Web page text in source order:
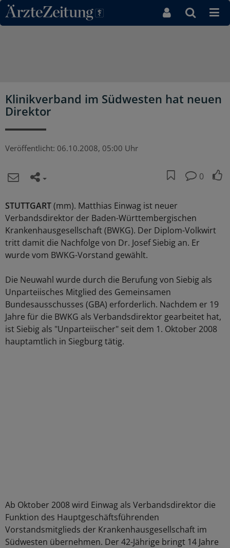
Direkt zum Inhaltsbereich
Klinikverband im Südwesten hat neuen
Direktor
Veröffentlicht: 06.10.2008, 05:00 Uhr
0
STUTTGART(mm). Matthias Einwag ist neuer
Verbandsdirektor der Baden-Württembergischen
Krankenhausgesellschaft (BWKG). Der Diplom-Volkwirt
tritt damit die Nachfolge von Dr. Josef Siebig an. Er
wurde vom BWKG-Vorstand gewählt.
Die Neuwahl wurde durch die Berufung von Siebig als
Unparteiisches Mitglied des Gemeinsamen
Bundesausschusses (GBA) erforderlich. Nachdem er 19
Jahre für die BWKG als Verbandsdirektor gearbeitet hat,
ist Siebig als "Unparteiischer" seit dem 1. Oktober 2008
hauptamtlich in Siegburg tätig.
Ab Oktober 2008 wird Einwag als Verbandsdirektor die
Funktion des Hauptgeschäftsführenden
Vorstandsmitglieds der Krankenhausgesellschaft im
Südwesten übernehmen. Der 42-Jährige bringt 14 Jahre